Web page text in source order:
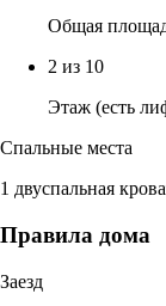
Общая
2 из 10
Этаж (есть
Спальные места
1 двуспальная
Правила дома
Заезд